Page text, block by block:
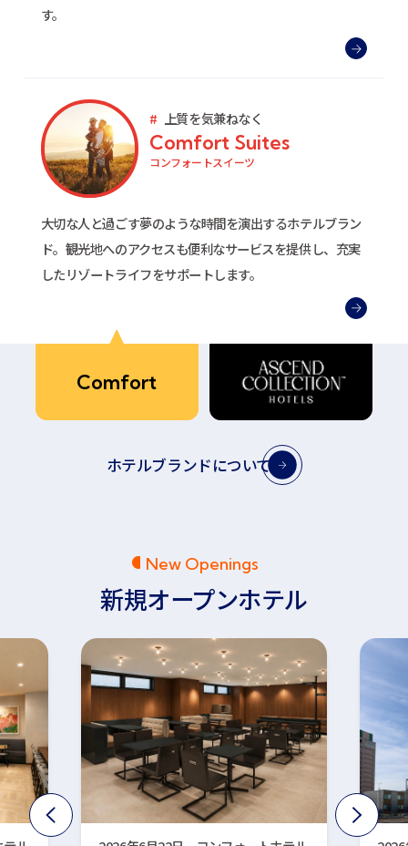
す。
上質を気兼ねなく
コンフォートスイーツ
Comfort Suites
大切な人と過ごす夢のような時間を演出するホテルブラン
ド。観光地へのアクセスも便利なサービスを提供し、充実
したリゾートライフをサポートします。
Comfort
ホテルブランドについて
はこちら
新規オープンホテル
New Openings